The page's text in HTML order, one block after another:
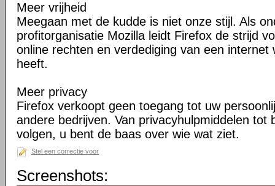
Meer vrijheid
Meegaan met de kudde is niet onze stijl. Als
profitorganisatie Mozilla leidt Firefox de strijd
online rechten en verdediging van een internet
heeft.
Meer privacy
Firefox verkoopt geen toegang tot uw
andere bedrijven. Van privacyhulpmiddelen tot
volgen, u bent de baas over wie wat ziet.
Stel een correctie voor
Screenshots: